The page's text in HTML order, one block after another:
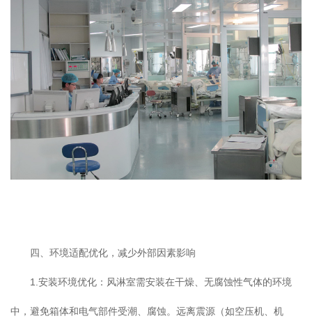
四、环境适配优化，减少外部因素影响
1.安装环境优化：风淋室需安装在干燥、无腐蚀性气体的环境
中，避免箱体和电气部件受潮、腐蚀。远离震源（如空压机、机